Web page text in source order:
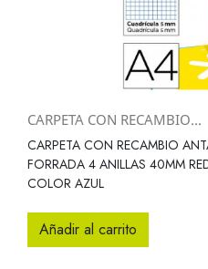
CARPETA CON RECAMBIO...
CARPETA CON RECAMBIO
FORRADA 4 ANILLAS 40MM
COLOR AZUL
Añadir al carrito